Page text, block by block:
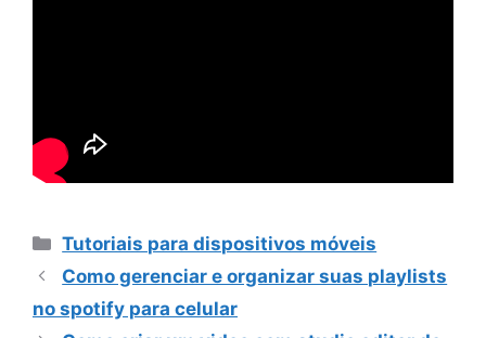
Categorias
Tutoriais para dispositivos móveis
Como gerenciar e organizar suas playlists
no spotify para celular